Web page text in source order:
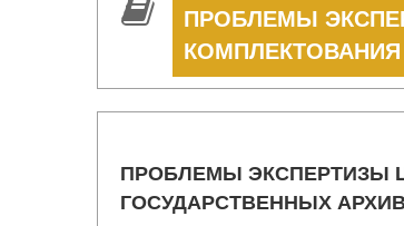
ПРОБЛЕМЫ
ПРОБЛЕМЫ ЭКСПЕРТИЗЫ
ГОСУДАРСТВЕННЫХ